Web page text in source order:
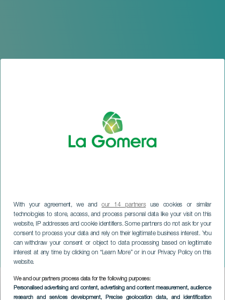
With your agreement, we andour 14 partnersuse cookies or similar
technologies to store, access, and process personal data like your visit on this
website, IP addresses and cookie identifiers. Some partners do not ask for your
consent to process your data and rely on their legitimate business interest. You
can withdraw your consent or object to data processing based on legitimate
interest at any time by clicking on “Learn More” or in our Privacy Policy on this
website.
We and our partners process data for the following purposes:
Personalised advertising and content, advertising and content measurement, audience
research and services development, Precise geolocation data, and identification
Fiesta de Nuestra Señora
Virgen de los Reyes
LA GOMERA
Imagen
Listado